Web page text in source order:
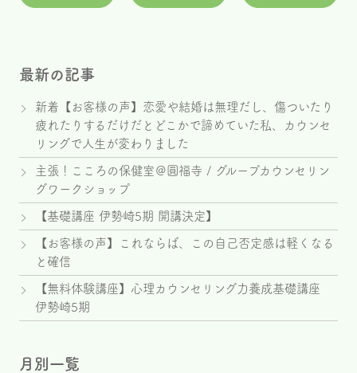
最新の記事
新着【お客様の声】恋愛や結婚は無理だし、傷ついたり
疲れたりするだけだとどこかで諦めていた私、カウンセ
リングで人生が変わりました
主張！こころの保健室＠圓福寺 / グループカウンセリン
グワークショップ
【基礎講座 伊勢崎5期 開講決定】
【お客様の声】これならば、この自己否定感は軽くなる
と確信
【無料体験講座】心理カウンセリング力養成基礎講座
伊勢崎5期
月別一覧